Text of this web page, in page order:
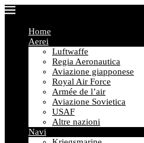
Home
Aerei
Luftwaffe
Regia Aeronautica
Aviazione giapponese
Royal Air Force
Armée de l’air
Aviazione Sovietica
USAF
Altre nazioni
Navi